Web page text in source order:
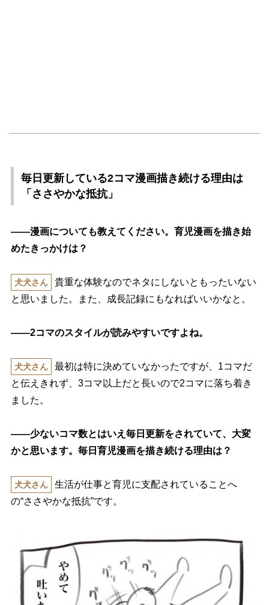
毎日更新している2コマ漫画描き続ける理由は
「ささやかな抵抗」
――漫画についても教えてください。育児漫画を描き始
めたきっかけは？
犬犬さん
貴重な体験なのでネタにしないともったいない
と思いました。また、成長記録にもなればいいかなと。
――2コマのスタイルが読みやすいですよね。
犬犬さん
最初は特に決めていなかったですが、1コマだ
と伝えきれず、3コマ以上だと長いので2コマに落ち着き
ました。
――少ないコマ数とはいえ毎日更新をされていて、大変
かと思います。毎日育児漫画を描き続ける理由は？
犬犬さん
生活が仕事と育児に支配されていることへ
の“ささやかな抵抗”です。